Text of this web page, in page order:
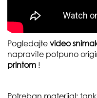
Pogledajte video
napravite potpuno
printom !